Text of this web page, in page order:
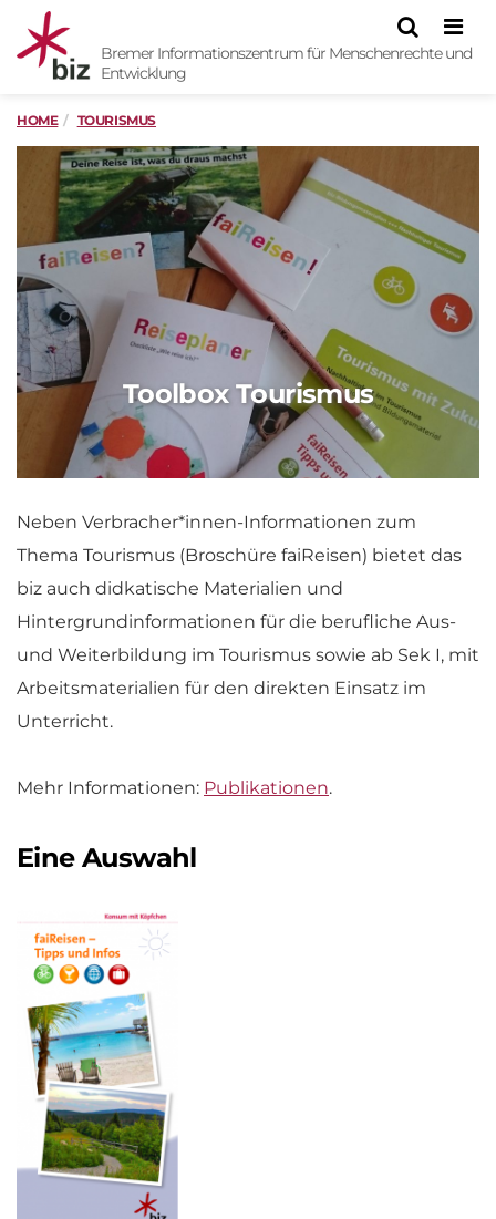
Bremer Informationszentrum für Menschenrechte und
Entwicklung
HOME TOURISMUS
Toolbox Tourismus
Neben Verbracher*innen-Informationen zum
Thema Tourismus (Broschüre faiReisen) bietet das
biz auch didkatische Materialien und
Hintergrundinformationen für die berufliche Aus-
und Weiterbildung im Tourismus sowie ab Sek I, mit
Arbeitsmaterialien für den direkten Einsatz im
Unterricht.
Mehr Informationen: Publikationen.
Eine Auswahl